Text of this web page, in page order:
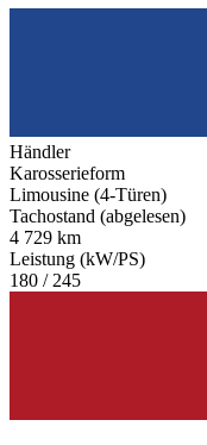
Händler
Karosserieform
Limousine (4-Türen)
Tachostand (abgelesen)
4 729 km
Leistung (kW/PS)
180 / 245